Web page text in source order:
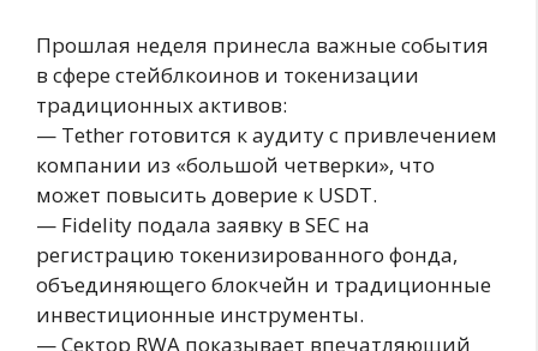
Прошлая неделя принесла важные события
в сфере стейблкоинов и токенизации
традиционных активов:
— Tether готовится к аудиту с привлечением
компании из «большой четверки», что
может повысить доверие к USDT.
— Fidelity подала заявку в SEC на
регистрацию токенизированного фонда,
объединяющего блокчейн и традиционные
инвестиционные инструменты.
— Сектор RWA показывает впечатляющий